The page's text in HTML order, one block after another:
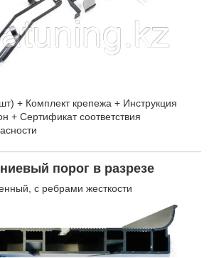
+ Комплект крепежа + Инструкция
+ Сертификат соответствия
порог в разрезе
с ребрами жесткости